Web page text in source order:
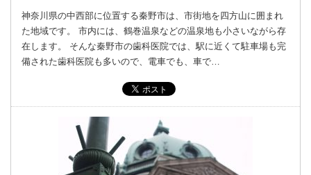
神奈川県の中西部に位置する秦野市は、市街地を四方山に囲まれ
た地域です。 市内には、鶴巻温泉などの温泉地も小さいながら存
在します。 そんな秦野市の歯科医院では、駅に近くて駐車場も完
備された歯科医院も多いので、電車でも、車で…